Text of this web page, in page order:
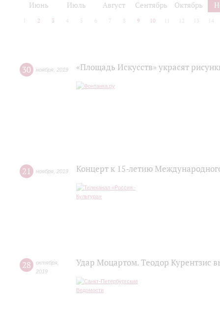
Июнь Июль Август Сентябрь Октябрь
2 3 4 5 6 7 8 9 10 12 13 14
30 ноября 2019 «Площадь Искусств» украсят
21 ноября 2019 Концерт к 15-летию
28 октября
2019
Удар Моцартом. Теодор Курентзис